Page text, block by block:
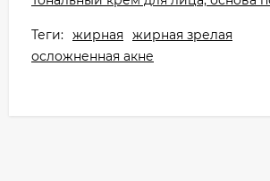
Теги: жирная
жирная зрелая
осложненная акне